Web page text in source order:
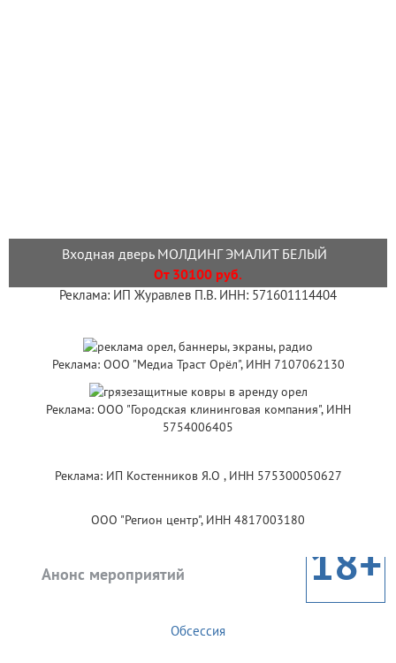
Входная дверь МОЛДИНГ ЭМАЛИТ БЕЛЫЙ
От 30100 руб.
Реклама: ИП Журавлев П.В. ИНН: 571601114404
Реклама: ООО "Медиа Траст Орёл", ИНН 7107062130
Реклама: ООО "Городская клининговая компания", ИНН
5754006405
Реклама: ИП Костенников Я.О , ИНН 575300050627
ООО "Регион центр", ИНН 4817003180
Анонс мероприятий 18+
Обсессия